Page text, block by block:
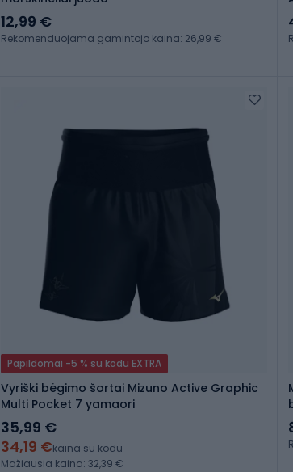
12,99 €
Rekomenduojama gamintojo kaina: 26,99 €
Papildomai -5 % su kodu EXTRA
Vyriški bėgimo šortai Mizuno Active Graphic
Multi Pocket 7 yamaori
35,99 €
34,19 €kaina su kodu
Mažiausia kaina: 32,39 €